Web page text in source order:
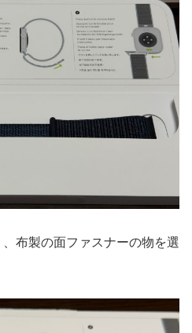
布製の面ファスナーの物を選